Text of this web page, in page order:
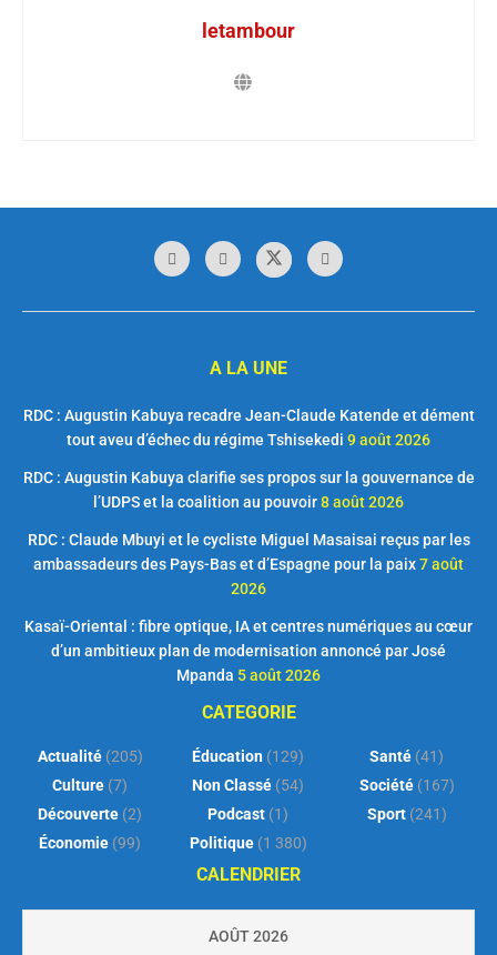
letambour
A LA UNE
RDC : Augustin Kabuya recadre Jean-Claude Katende et dément
tout aveu d’échec du régime Tshisekedi 9 août 2026
RDC : Augustin Kabuya clarifie ses propos sur la gouvernance de
l’UDPS et la coalition au pouvoir8 août 2026
RDC : Claude Mbuyi et le cycliste Miguel Masaisai reçus par les
ambassadeurs des Pays-Bas et d’Espagne pour la paix7 août
2026
Kasaï-Oriental : fibre optique, IA et centres numériques au cœur
d’un ambitieux plan de modernisation annoncé par José
Mpanda 5 août 2026
CATEGORIE
Actualité(205)
Culture (7)
Découverte (2)
Économie (99)
Éducation (129)
Non Classé (54)
Podcast (1)
Politique(1 380)
Santé (41)
Société(167)
Sport(241)
CALENDRIER
AOÛT 2026